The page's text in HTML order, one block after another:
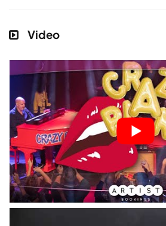
Video